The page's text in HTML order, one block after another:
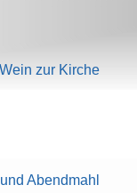
zur Kirche
Abendmahl